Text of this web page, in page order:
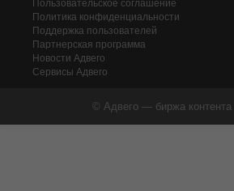
Пользовательское соглашение
Политика конфиденциальности
Поддержка пользователей
Партнерская программа
Новости Адвего
Сервисы Адвего
© Адвего — биржа